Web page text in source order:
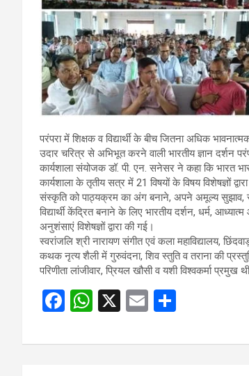
परंपरा में शिक्षक व विद्यार्थी के बीच जितना अधिक
उदार चरित्र से अभिभूत करने वाली भारतीय ज्ञान दर्शन
कार्यशाला संयोजक डॉ. पी. एन. सनेसर ने कहा कि भारत
कार्यशाला के तृतीय सत्र में 21 विषयों के विषय विशेषज्ञों
संस्कृति को पाठ्यक्रम का अंग बनाने, अपने अमूल्य सुझाव,
विद्यार्थी केंद्रित बनाने के लिए भारतीय दर्शन, धर्म,
अनुशंसाएं विशेषज्ञों द्वारा की गई।
स्वरांजलि श्री नारायण संगीत एवं कला महाविद्यालय,
कथक नृत्य शैली में गुरुवंदना, शिव स्तुति व तराना की
परिणीता लांजीवार, प्रियल खौसी व यशी विश्वकर्मा प्रमुख
F
ce
W
at
X
E
ail ar